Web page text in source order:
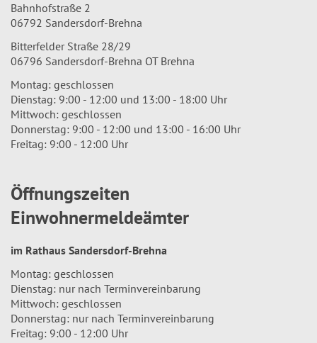
Bahnhofstraße 2
06792 Sandersdorf-Brehna
Bitterfelder Straße 28/29
06796 Sandersdorf-Brehna OT Brehna
Montag: geschlossen
Dienstag: 9:00 - 12:00 und 13:00 - 18:00 Uhr
Mittwoch: geschlossen
Donnerstag: 9:00 - 12:00 und 13:00 - 16:00 Uhr
Freitag: 9:00 - 12:00 Uhr
Öffnungszeiten
Einwohnermeldeämter
im Rathaus Sandersdorf-Brehna
Montag: geschlossen
Dienstag: nur nach Terminvereinbarung
Mittwoch: geschlossen
Donnerstag: nur nach Terminvereinbarung
Freitag: 9:00 - 12:00 Uhr